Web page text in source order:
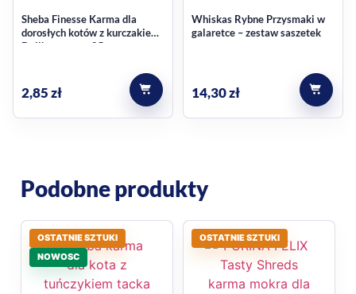
karmienia.
Wygodne uzupełnienie diety
młodego kota
pełnoporcjowa karma dla kociąt
dla kociąt od 6. tygodnia do 1. roku życia
odpowiednia także dla kotów ciężarnych i karmiących
Najczęstsze pytania
Dla jakiego wieku jest ta karma?
Sheba Finesse Karma dla
dorosłych kotów z kurczakiem
Delikatny mus 85 g
2,85zł
Whiskas Rybne Przysmaki w
galaretce – zestaw saszetek
14,30zł
Podobne produkty
OSTATNIE SZTUKI
NOWOSC
OSTATNIE SZTUKI